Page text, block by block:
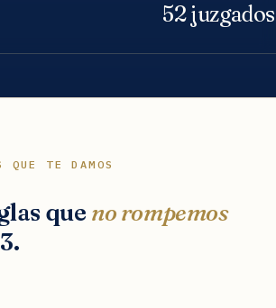
52 juzgados
QUE TE DAMOS
que no rompemos